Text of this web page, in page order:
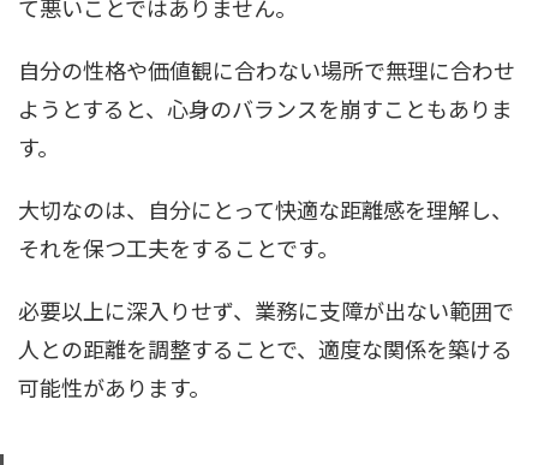
て悪いことではありません。
自分の性格や価値観に合わない場所で無理に合わせ
ようとすると、心身のバランスを崩すこともありま
す。
大切なのは、自分にとって快適な距離感を理解し、
それを保つ工夫をすることです。
必要以上に深入りせず、業務に支障が出ない範囲で
人との距離を調整することで、適度な関係を築ける
可能性があります。